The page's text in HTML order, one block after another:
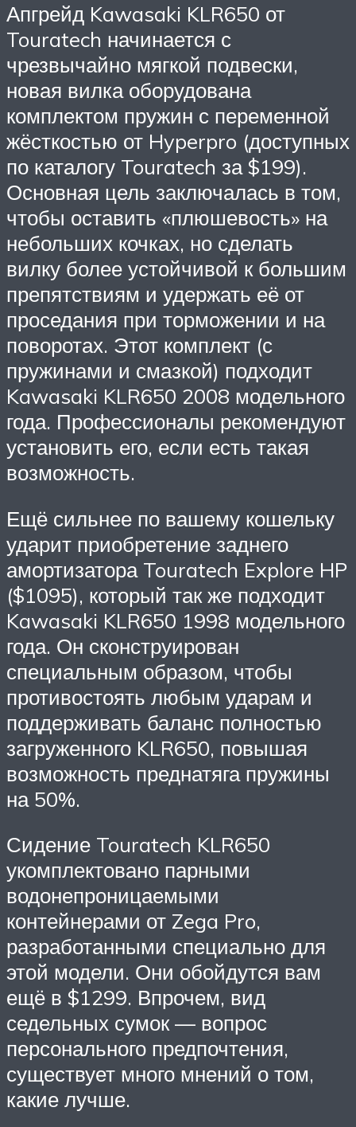
Апгрейд Kawasaki KLR650 от
Touratech начинается с
чрезвычайно мягкой подвески,
новая вилка оборудована
комплектом пружин с переменной
жёсткостью от Hyperpro (доступных
по каталогу Touratech за $199).
Основная цель заключалась в том,
чтобы оставить «плюшевость» на
небольших кочках, но сделать
вилку более устойчивой к большим
препятствиям и удержать её от
проседания при торможении и на
поворотах. Этот комплект (с
пружинами и смазкой) подходит
Kawasaki KLR650 2008 модельного
года. Профессионалы рекомендуют
установить его, если есть такая
возможность.
Ещё сильнее по вашему кошельку
ударит приобретение заднего
амортизатора Touratech Explore HP
($1095), который так же подходит
Kawasaki KLR650 1998 модельного
года. Он сконструирован
специальным образом, чтобы
противостоять любым ударам и
поддерживать баланс полностью
загруженного KLR650, повышая
возможность преднатяга пружины
на 50%.
Сидение Touratech KLR650
укомплектовано парными
водонепроницаемыми
контейнерами от Zega Pro,
разработанными специально для
этой модели. Они обойдутся вам
ещё в $1299. Впрочем, вид
седельных сумок — вопрос
персонального предпочтения,
существует много мнений о том,
какие лучше.